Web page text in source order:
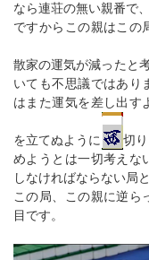
なら連荘の無い親番で
ですからこの親はこの
散家の運気が減ったと
いても不思議ではあり
はまた運気を差し出す
を立てぬように
切
めようとは一切考えな
しなければならない局
この局、この親に逆ら
目です。